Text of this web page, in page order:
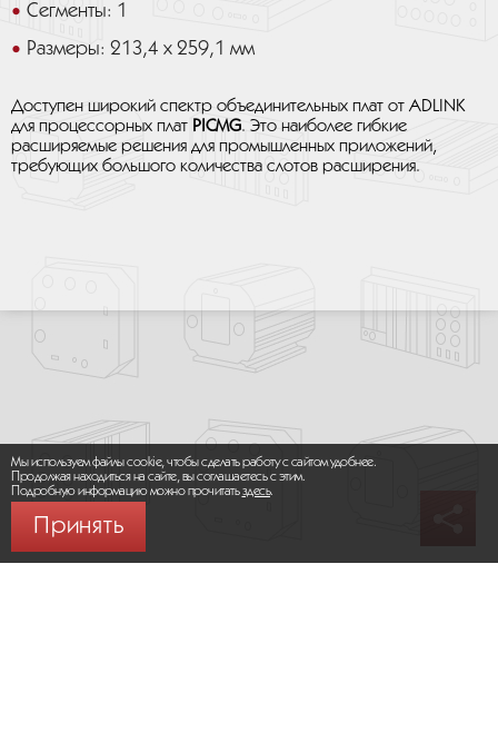
Сегменты: 1
Размеры: 213,4 x 259,1 мм
Доступен широкий спектр объединительных плат от ADLINK
для процессорных плат PICMG. Это наиболее гибкие
расширяемые решения для промышленных приложений,
требующих большого количества слотов расширения.
Мы используем файлы cookie, чтобы сделать работу с сайтом удобнее.
Продолжая находиться на сайте, вы соглашаетесь с этим.
Подробную информацию можно прочитатьздесь.
Принять